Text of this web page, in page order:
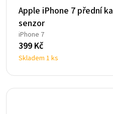
Apple iPhone 7 přední
senzor
iPhone 7
399 Kč
Skladem 1 ks